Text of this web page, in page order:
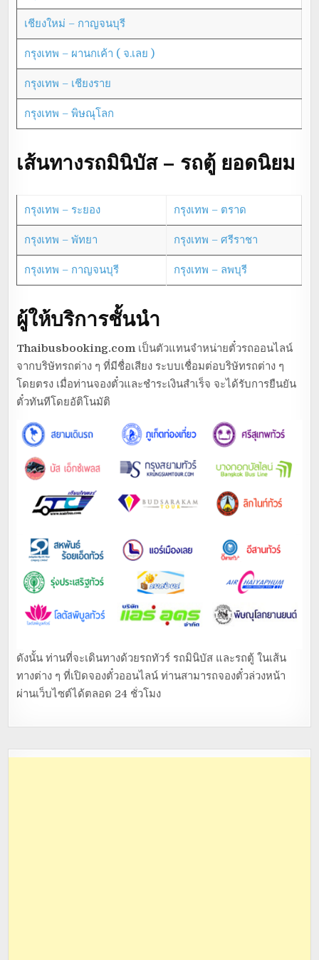
เชียงใหม่ – กาญจนบุรี
กรุงเทพ – ผานกเค้า ( จ.เลย )
กรุงเทพ – เชียงราย
กรุงเทพ – พิษณุโลก
เส้นทางรถมินิบัส – รถตู้ ยอดนิยม
กรุงเทพ – ระยอง กรุงเทพ – ตราด
กรุงเทพ – พัทยา กรุงเทพ – ศรีราชา
กรุงเทพ – กาญจนบุรี กรุงเทพ – ลพบุรี
ผู้ให้บริการชั้นนำ
Thaibusbooking.com เป็นตัวแทนจำหน่ายตั๋วรถออนไลน์
จากบริษัทรถต่าง ๆ ที่มีชื่อเสียง ระบบเชื่อมต่อบริษัทรถต่าง ๆ
โดยตรง เมื่อท่านจองตั๋วและชำระเงินสำเร็จ จะได้รับการยืนยัน
ตั๋วทันทีโดยอัติโนมัติ
ดังนั้น ท่านที่จะเดินทางด้วยรถทัวร์ รถมินิบัส และรถตู้ ในเส้น
ทางต่าง ๆ ที่เปิดจองตั๋วออนไลน์ ท่านสามารถจองตั๋วล่วงหน้า
ผ่านเว็บไซต์ได้ตลอด 24 ชั่วโมง